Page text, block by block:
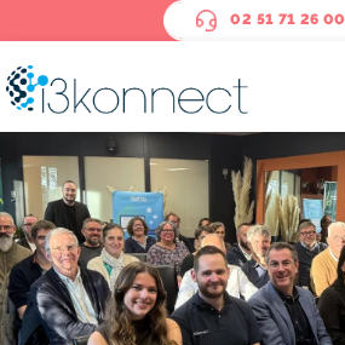
02 51 71 26 00
Panneau de gestion des cookies